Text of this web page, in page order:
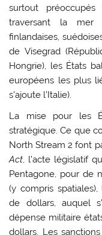
surtout
traversant la mer
finlandaises,
de Visegrad
Hongrie), les États
européens les plus
s’ajoute l’Italie).
La mise pour les
stratégique. Ce que
North Stream 2 font
Act, l’acte législatif
Pentagone, pour de
(y compris
de dollars, auquel
dépense militaire
dollars. Les